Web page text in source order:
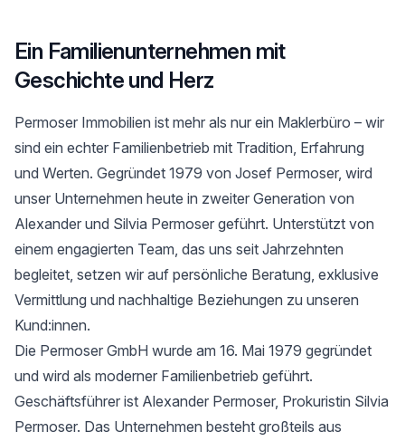
Ein Familienunternehmen mit
Geschichte und Herz
Permoser Immobilien ist mehr als nur ein Maklerbüro – wir
sind ein echter Familienbetrieb mit Tradition, Erfahrung
und Werten. Gegründet 1979 von Josef Permoser, wird
unser Unternehmen heute in zweiter Generation von
Alexander und Silvia Permoser geführt. Unterstützt von
einem engagierten Team, das uns seit Jahrzehnten
begleitet, setzen wir auf persönliche Beratung, exklusive
Vermittlung und nachhaltige Beziehungen zu unseren
Kund:innen.
Die Permoser GmbH wurde am 16. Mai 1979 gegründet
und wird als moderner Familienbetrieb geführt.
Geschäftsführer ist Alexander Permoser, Prokuristin Silvia
Permoser. Das Unternehmen besteht großteils aus